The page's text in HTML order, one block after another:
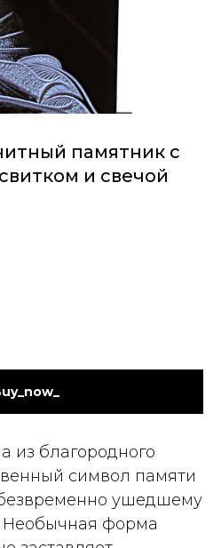
памятник с
и свечой
из благородного
символ памяти
ушедшему
Необычная форма